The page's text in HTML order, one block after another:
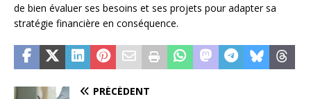
de bien évaluer ses besoins et ses projets pour adapter sa
stratégie financière en conséquence.
PRÉCÉDENT